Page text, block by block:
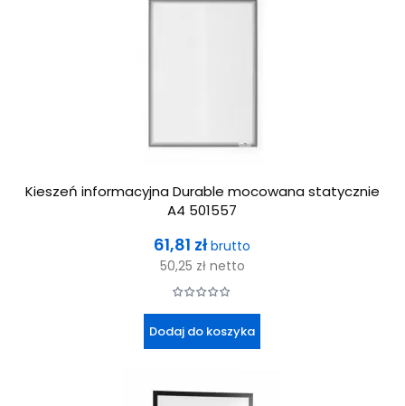
Kieszeń informacyjna Durable mocowana statycznie
A4 501557
Cena
61,81 zł brutto
50,25 zł netto
Dodaj do koszyka